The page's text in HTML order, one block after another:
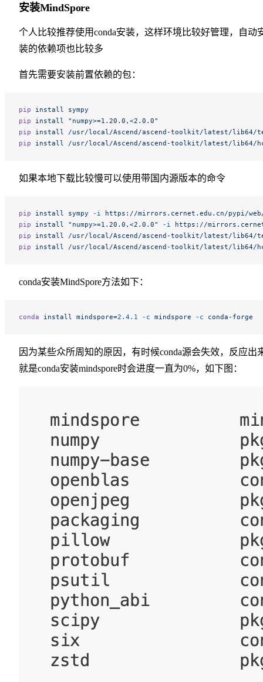
安装MindSpore
个人比较推荐使用conda安装，这样环境比较好管理，自动
装的依赖项也比较多
首先需要安装前置依赖的包：
pip install sympy
pip install "numpy>=1.20.0,<2.0.0"
pip install /usr/local/Ascend/ascend-toolkit/latest/lib64/
pip install /usr/local/Ascend/ascend-toolkit/latest/lib64/
如果本地下载比较慢可以使用带国内源版本的命令
pip install sympy -i https://mirrors.cernet.edu.cn/pypi/
pip install "numpy>=1.20.0,<2.0.0" -i https://
pip install /usr/local/Ascend/ascend-toolkit/latest/lib64/
pip install /usr/local/Ascend/ascend-toolkit/latest/lib64/
conda安装MindSpore方法如下：
conda install mindspore=2.4.1 -c mindspore -c conda-forge
因为某些众所周知的原因，有时候conda源会失效，反应出
就是conda安装mindspore时会进度一直为0%，如下图：